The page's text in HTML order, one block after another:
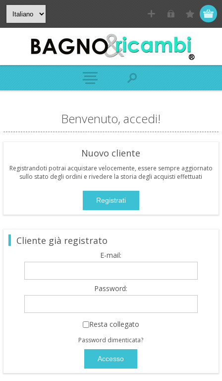
Benvenuto, accedi!
Nuovo cliente
Registrandoti potrai acquistare velocemente, essere sempre aggiornato
sullo stato degli ordini e rivedere la storia degli acquisti effettuati
Cliente già registrato
E-mail:
Password:
Resta collegato
Password dimenticata?